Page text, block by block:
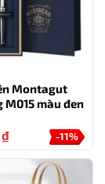
vân cao cấp
Montagut
M015 màu đen
-11%
₫